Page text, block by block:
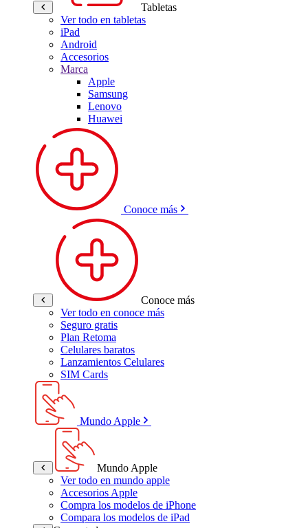
Tabletas
Ver todo en tabletas
iPad
Android
Accesorios
Marca
Apple
Samsung
Lenovo
Huawei
Conoce más
Conoce más
Ver todo en conoce más
Seguro gratis
Plan Retoma
Celulares baratos
Lanzamientos Celulares
SIM Cards
Mundo Apple
Mundo Apple
Ver todo en mundo apple
Accesorios Apple
Compra los modelos de iPhone
Compara los modelos de iPad